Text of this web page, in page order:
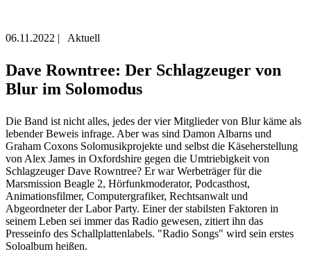
06.11.2022 | Aktuell
Dave Rowntree: Der Schlagzeuger von
Blur im Solomodus
Die Band ist nicht alles, jedes der vier Mitglieder von Blur käme als
lebender Beweis infrage. Aber was sind Damon Albarns und
Graham Coxons Solomusikprojekte und selbst die Käseherstellung
von Alex James in Oxfordshire gegen die Umtriebigkeit von
Schlagzeuger Dave Rowntree? Er war Werbeträger für die
Marsmission Beagle 2, Hörfunkmoderator, Podcasthost,
Animationsfilmer, Computergrafiker, Rechtsanwalt und
Abgeordneter der Labor Party. Einer der stabilsten Faktoren in
seinem Leben sei immer das Radio gewesen, zitiert ihn das
Presseinfo des Schallplattenlabels. "Radio Songs" wird sein erstes
Soloalbum heißen.